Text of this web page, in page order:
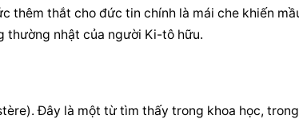
thêm thắt cho đức tin chính là mái che khiến
thường nhật của người Ki-tô hữu.
Đây là một từ tìm thấy trong khoa học, trong